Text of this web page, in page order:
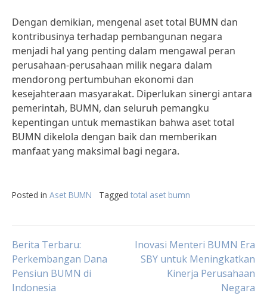
Dengan demikian, mengenal aset total BUMN dan
kontribusinya terhadap pembangunan negara
menjadi hal yang penting dalam mengawal peran
perusahaan-perusahaan milik negara dalam
mendorong pertumbuhan ekonomi dan
kesejahteraan masyarakat. Diperlukan sinergi antara
pemerintah, BUMN, dan seluruh pemangku
kepentingan untuk memastikan bahwa aset total
BUMN dikelola dengan baik dan memberikan
manfaat yang maksimal bagi negara.
Posted in Aset BUMN Tagged total aset bumn
Post
navigation
Berita Terbaru:
Perkembangan Dana
Pensiun BUMN di
Indonesia
Inovasi Menteri BUMN Era
SBY untuk Meningkatkan
Kinerja Perusahaan
Negara